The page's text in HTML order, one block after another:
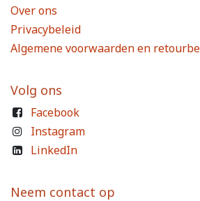
Over ons
Privacybeleid
Algemene voorwaarden en
Volg ons
Facebook
Instagram
LinkedIn
Neem contact op